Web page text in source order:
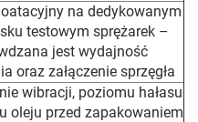
na dedykowanym
testowym sprężarek –
jest wydajność
oraz załączenie sprzęgła
wibracji, poziomu hałasu
oleju przed zapakowaniem